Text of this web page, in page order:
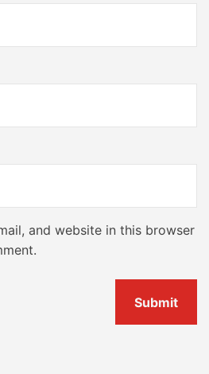
and website in this browser